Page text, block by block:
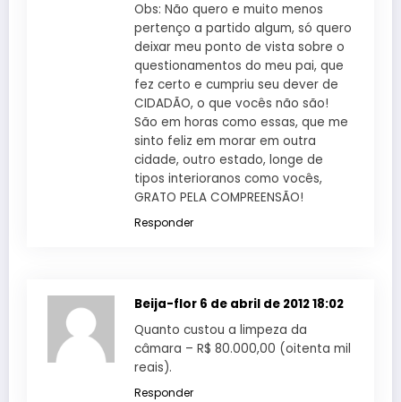
Obs: Não quero e muito menos
pertenço a partido algum, só quero
deixar meu ponto de vista sobre o
questionamentos do meu pai, que
fez certo e cumpriu seu dever de
CIDADÃO, o que vocês não são!
São em horas como essas, que me
sinto feliz em morar em outra
cidade, outro estado, longe de
tipos interioranos como vocês,
GRATO PELA COMPREENSÃO!
Responder
Beija-flor 6 de abril de 2012 18:02
Quanto custou a limpeza da
câmara – R$ 80.000,00 (oitenta mil
reais).
Responder